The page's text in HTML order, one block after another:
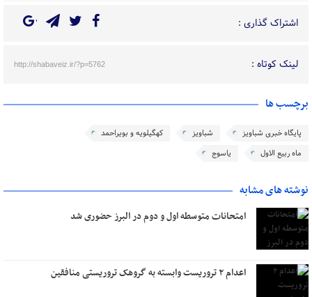
اشتراک گذاری :
لینک کوتاه : http://shabaveiz.ir/?p=5762
برچسب ها
پایگاه خبری شباویز شباویز
کهگیلویه و بویراحمد
ماه ربیع الاول
یاسوج
نوشته های مشابه
امتحانات متوسطه اول و دوم در البرز حضوری شد
اعدام ۲ تروریست وابسته به گروهک تروریستی منافقین